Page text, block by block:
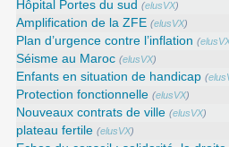
Hôpital Portes du sud (elusVX)
Amplification de la ZFE (elusVX)
Plan d’urgence contre l’inflation (
Séisme au Maroc (elusVX)
Enfants en situation de handicap (
Protection fonctionnelle (elusVX)
Nouveaux contrats de ville (elusVX)
plateau fertile (elusVX)